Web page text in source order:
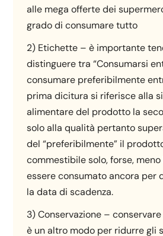
alle mega offerte dei
grado di consumare tutto
2) Etichette – è importante
distinguere tra “Consumarsi
consumare preferibilmente
prima dicitura si riferisce alla
alimentare del prodotto la
solo alla qualità pertanto
del “preferibilmente” il
commestibile solo, forse,
essere consumato ancora per
la data di scadenza.
3) Conservazione –
è un altro modo per ridurre gli